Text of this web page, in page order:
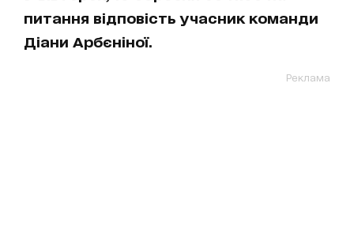
питання відповість учасник команди
Діани Арбєніної.
Реклама